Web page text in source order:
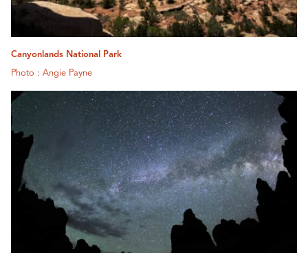
Canyonlands National Park
Photo : Angie Payne